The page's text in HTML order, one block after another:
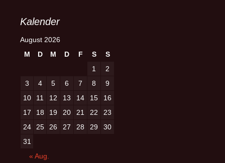
Kalender
August 2026
M
D M D F S
S
1
2
3
4 5 6 7 8
9
10
11 12 13 14 15
16
17
18 19 20 21 22
23
24
25 26 27 28 29
30
31
« Aug.